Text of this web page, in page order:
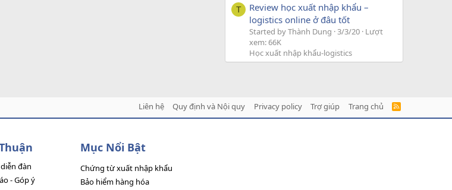
T
Review học xuất nhập khẩu –
logistics online ở đâu tốt
Started by Thành Dung 3/3/20 Lượt
xem: 66K
Học xuất nhập khẩu-logistics
Liên hệ Quy định và Nội quy Privacy policy Trợ giúp Trang chủ
R
đàn
- Góp ý
Mục Nổi Bật
Chứng từ xuất nhập khẩu
Bảo hiểm hàng hóa